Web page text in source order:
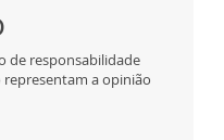
de responsabilidade
representam a opinião